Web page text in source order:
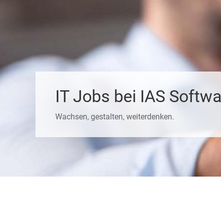
IT Jobs bei IAS
Wachsen, gestalten, weiterdenken.